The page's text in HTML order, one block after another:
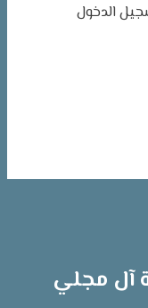
الدخول
آل مجلي